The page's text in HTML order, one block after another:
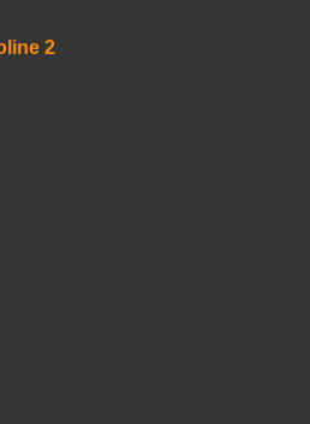
2